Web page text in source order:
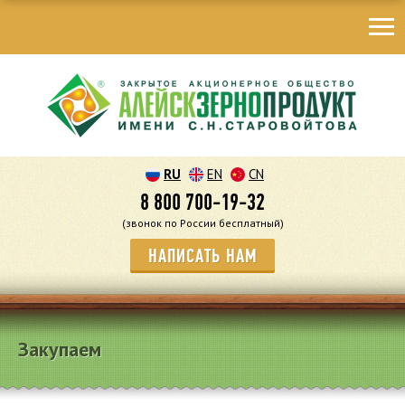
RU EN CN
8 800 700-19-32
(звонок по России бесплатный)
НАПИСАТЬ НАМ
Закупаем